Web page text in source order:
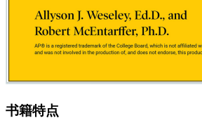
书籍特点